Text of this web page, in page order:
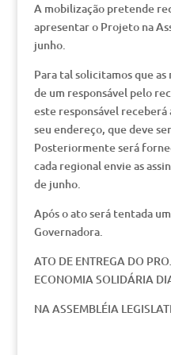
A mobilização pretende
apresentar o Projeto na
junho.
Para tal solicitamos que
de um responsável pelo
este responsável receberá
seu endereço, que deve
Posteriormente será
cada regional envie as
de junho.
Após o ato será tentada
Governadora.
ATO DE ENTREGA DO
ECONOMIA SOLIDÁRIA
NA ASSEMBLÉIA